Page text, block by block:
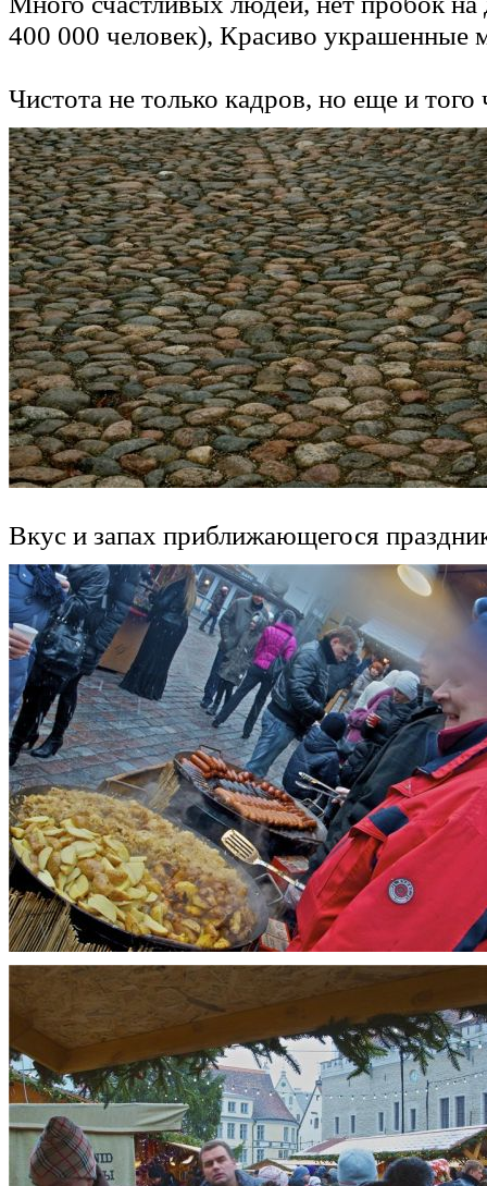
400 000 человек), Красиво украшенные
Чистота не только кадров, но еще и
Вкус и запах приближающегося